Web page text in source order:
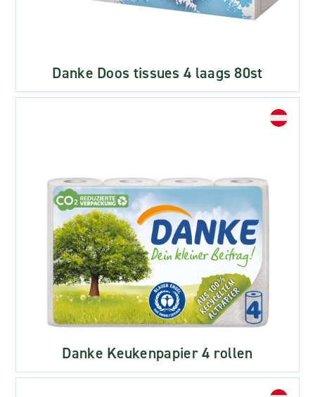
Danke Doos tissues 4 laags 80st
Danke Keukenpapier 4 rollen